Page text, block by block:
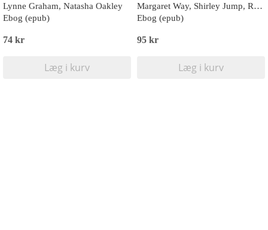
Lynne Graham, Natasha Oakley
Ebog (epub)
74 kr
Læg i kurv
Margaret Way, Shirley Jump, Rebecca Winters
Ebog (epub)
95 kr
Læg i kurv